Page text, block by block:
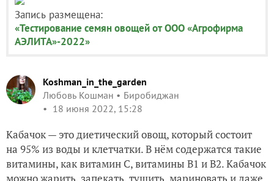
Запись размещена:
«Тестирование семян овощей от ООО «Агрофирма
АЭЛИТА»-2022»
Koshman_in_the_garden
Любовь Кошман
Биробиджан
18 июня 2022, 15:28
Кабачок — это диетический овощ, который состоит
на 95% из воды и клетчатки. В нём содержатся такие
витамины, как витамин С, витамины В1 и В2. Кабачок